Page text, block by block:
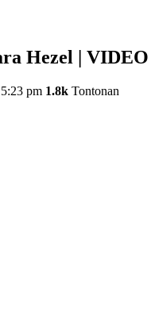
Hezel | VIDEO
pm 1.8k Tontonan